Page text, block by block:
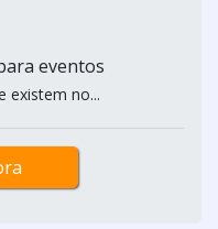
eventos
existem no...